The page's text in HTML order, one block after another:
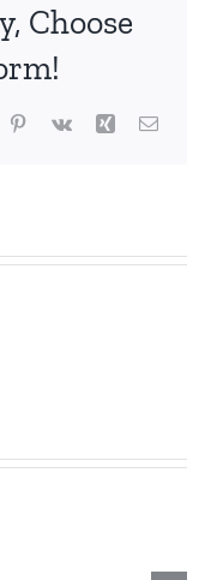
Rekening
Ke
Choose
Pinterest
Vk Xing Email
Cara